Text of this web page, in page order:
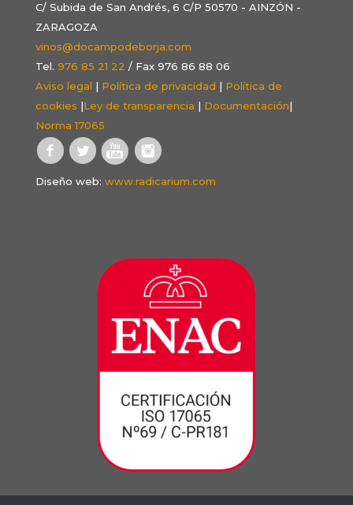
C/ Subida de San Andrés, 6 C/P 50570 - AINZÓN -
ZARAGOZA
vinos@docampodeborja.com
Tel. 976 85 21 22 / Fax 976 86 88 06
Aviso legal | Política de privacidad | Política de
cookies |Ley de transparencia | Documentación|
Norma 17065
Diseño web: www.radicarium.com